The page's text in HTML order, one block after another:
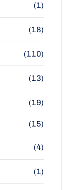
(1)
(18)
(110)
(13)
(19)
(15)
(4)
(1)